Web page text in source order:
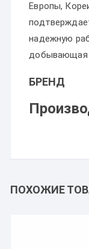
Европы,
надежную
добывающая
БРЕНД
ПОХОЖИЕ